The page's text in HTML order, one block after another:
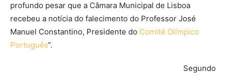
profundo pesar que a Câmara Municipal de Lisboa
recebeu a notícia do falecimento do Professor José
Manuel Constantino, Presidente do Comité Olímpico
Português“.
Segundo